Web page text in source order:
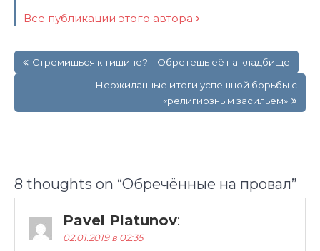
Все публикации этого автора
по Стремишься к тишине? – Обретешь её на кладбище
Неожиданные итоги успешной борьбы с
«религиозным засильем»
8 thoughts on “Обречённые на провал”
Pavel Platunov:
02.01.2019 в 02:35